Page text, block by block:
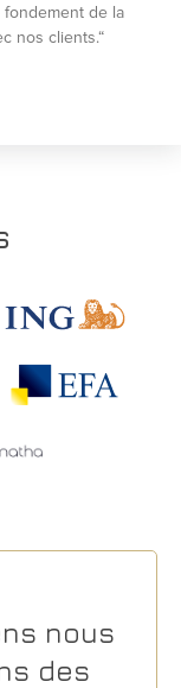
de la
nos clients.“
nous
des